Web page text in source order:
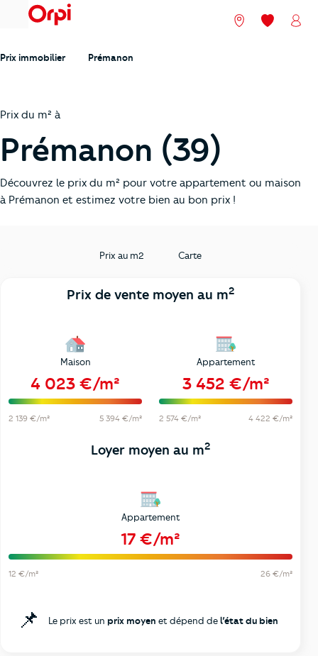
menu Nos agences
Mes
Prix immobilier Prémanon
Prix du m² à
Prémanon (39)
Découvrez le prix du m² pour votre appartement ou maison
à Prémanon et estimez votre bien au bon prix !
Prix au m2 Carte
Prix de vente moyen au m2
Maison
4 023 €/m²
2 139 €/m² 5 394 €/m²
Appartement
3 452 €/m²
2 574 €/m² 4 422 €/m²
Loyer moyen au m2
Appartement
17 €/m²
12 €/m² 26 €/m²
📌 Le prix est un prix moyen et dépend del’état du bien